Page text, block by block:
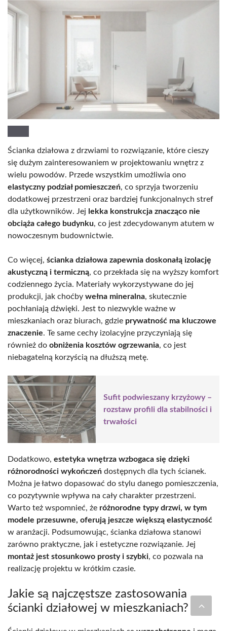
Ścianka działowa z drzwiami to rozwiązanie, które cieszy
się dużym zainteresowaniem w projektowaniu wnętrz z
wielu powodów. Przede wszystkim umożliwia ono
elastyczny podział pomieszczeń, co sprzyja tworzeniu
dodatkowej przestrzeni oraz bardziej funkcjonalnych stref
dla użytkowników. Jej lekka konstrukcja znacząco nie
obciąża całego budynku, co jest zdecydowanym atutem w
nowoczesnym budownictwie.
Co więcej, ścianka działowa zapewnia doskonałą izolację
akustyczną i termiczną, co przekłada się na wyższy komfort
codziennego życia. Materiały wykorzystywane do jej
produkcji, jak choćby wełna mineralna, skutecznie
pochłaniają dźwięki. Jest to niezwykle ważne w
mieszkaniach oraz biurach, gdzie prywatność ma kluczowe
znaczenie. Te same cechy izolacyjne przyczyniają się
również do obniżenia kosztów ogrzewania, co jest
niebagatelną korzyścią na dłuższą metę.
Sufit podwieszany krzyżowy –
rozstaw profili dla stabilności i
trwałości
Dodatkowo, estetyka wnętrza wzbogaca się dzięki
różnorodności wykończeń dostępnych dla tych ścianek.
Można je łatwo dopasować do stylu danego pomieszczenia,
co pozytywnie wpływa na cały charakter przestrzeni.
Warto też wspomnieć, że różnorodne typy drzwi, w tym
modele przesuwne, oferują jeszcze większą elastyczność
w aranżacji. Podsumowując, ścianka działowa stanowi
zarówno praktyczne, jak i estetyczne rozwiązanie. Jej
montaż jest stosunkowo prosty i szybki, co pozwala na
realizację projektu w krótkim czasie.
Jakie są najczęstsze zastosowania
ścianki działowej w mieszkaniach?